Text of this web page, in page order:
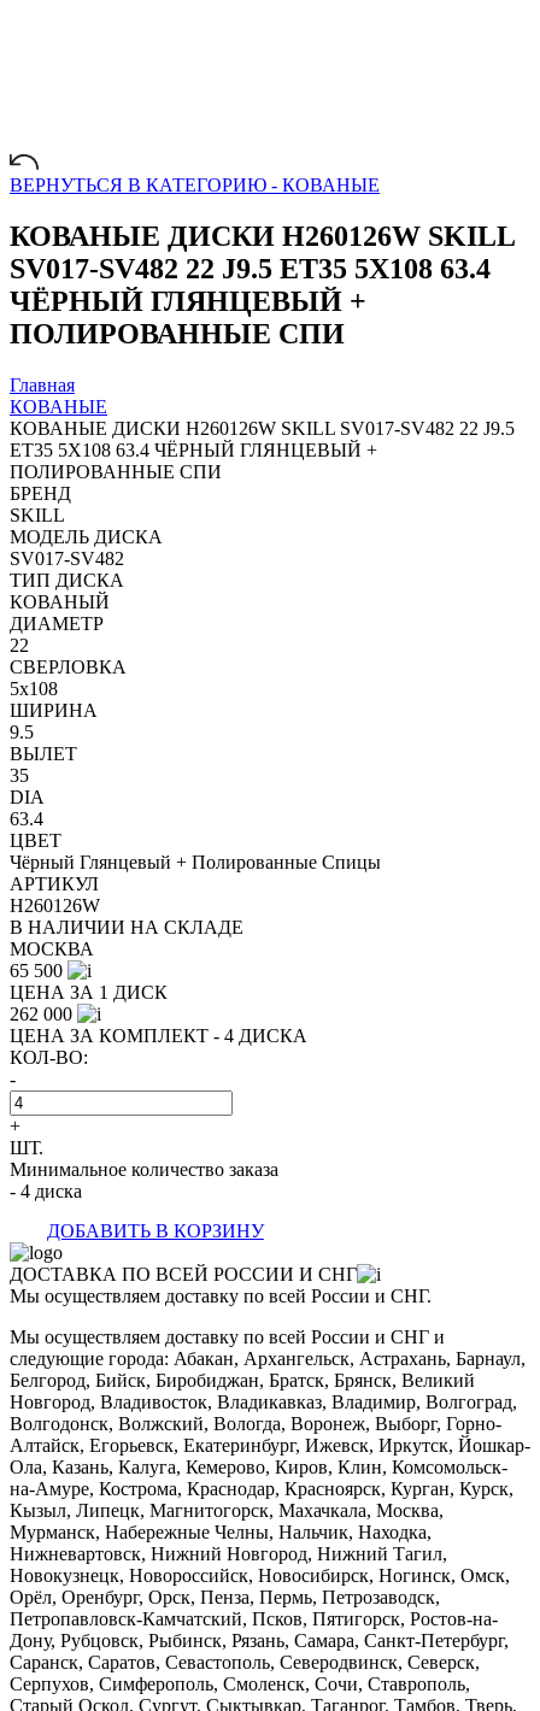
ВЕРНУТЬСЯ В КАТЕГОРИЮ - КОВАНЫЕ
КОВАНЫЕ ДИСКИ H260126W SKILL
SV017-SV482 22 J9.5 ET35 5X108 63.4
ЧЁРНЫЙ ГЛЯНЦЕВЫЙ +
ПОЛИРОВАННЫЕ СПИ
Главная
КОВАНЫЕ
КОВАНЫЕ ДИСКИ H260126W SKILL SV017-SV482 22 J9.5
ET35 5X108 63.4 ЧЁРНЫЙ ГЛЯНЦЕВЫЙ +
ПОЛИРОВАННЫЕ СПИ
БРЕНД
SKILL
МОДЕЛЬ ДИСКА
SV017-SV482
ТИП ДИСКА
КОВАНЫЙ
ДИАМЕТР
22
СВЕРЛОВКА
5x108
ШИРИНА
9.5
ВЫЛЕТ
35
DIA
63.4
ЦВЕТ
Чёрный Глянцевый + Полированные Спицы
АРТИКУЛ
H260126W
В НАЛИЧИИ НА СКЛАДЕ
МОСКВА
65 500
ЦЕНА ЗА 1 ДИСК
262 000
ЦЕНА ЗА КОМПЛЕКТ - 4 ДИСКА
КОЛ-ВО:
-
+
ШТ.
Минимальное количество заказа
- 4 диска
ДОБАВИТЬ В КОРЗИНУ
ДОСТАВКА ПО ВСЕЙ РОССИИ И СНГ
Мы осуществляем доставку по всей России и СНГ.
Мы осуществляем доставку по всей России и СНГ и
следующие города: Абакан, Архангельск, Астрахань, Барнаул,
Белгород, Бийск, Биробиджан, Братск, Брянск, Великий
Новгород, Владивосток, Владикавказ, Владимир, Волгоград,
Волгодонск, Волжский, Вологда, Воронеж, Выборг, Горно-
Алтайск, Егорьевск, Екатеринбург, Ижевск, Иркутск, Йошкар-
Ола, Казань, Калуга, Кемерово, Киров, Клин, Комсомольск-
на-Амуре, Кострома, Краснодар, Красноярск, Курган, Курск,
Кызыл, Липецк, Магнитогорск, Махачкала, Москва,
Мурманск, Набережные Челны, Нальчик, Находка,
Нижневартовск, Нижний Новгород, Нижний Тагил,
Новокузнецк, Новороссийск, Новосибирск, Ногинск, Омск,
Орёл, Оренбург, Орск, Пенза, Пермь, Петрозаводск,
Петропавловск-Камчатский, Псков, Пятигорск, Ростов-на-
Дону, Рубцовск, Рыбинск, Рязань, Самара, Санкт-Петербург,
Саранск, Саратов, Севастополь, Северодвинск, Северск,
Серпухов, Симферополь, Смоленск, Сочи, Ставрополь,
Старый Оскол, Сургут, Сыктывкар, Таганрог, Тамбов, Тверь,